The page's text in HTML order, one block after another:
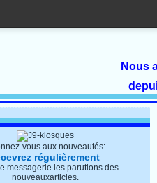
Nous
vous aux nouveautés:
régulièrement
messagerie les parutions des
nouveauxarticles.